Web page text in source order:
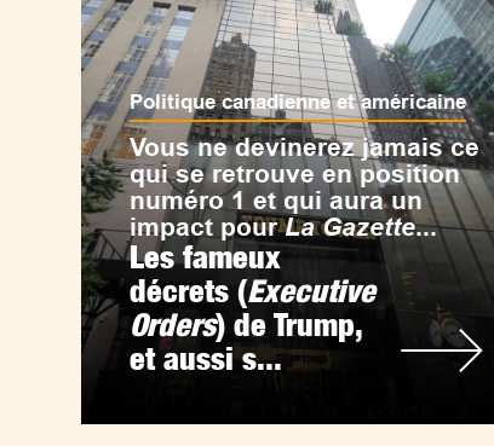
Politique canadienne et américaine
Vous ne devinerez jamais ce
qui se retrouve en position
numéro 1 et qui aura un
impact pourLa Gazette...
Les fameux
décrets (Executive
Orders) de Trump,
et aussi s...